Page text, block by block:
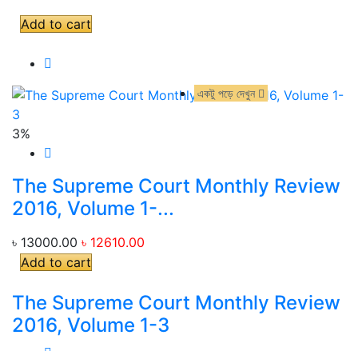
Add to cart
3%
একটু পড়ে দেখুন
The Supreme Court Monthly Review
2016, Volume 1-...
৳ 13000.00 ৳ 12610.00
Add to cart
The Supreme Court Monthly Review
2016, Volume 1-3
একটু পড়ে দেখুন